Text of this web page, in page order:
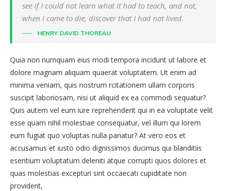
see if I could not learn what it had to teach, and not,
when I came to die, discover that I had not lived.
HENRY DAVID THOREAU
Quia non numquam eius modi tempora incidunt ut labore et
dolore magnam aliquam quaerat voluptatem. Ut enim ad
minima veniam, quis nostrum rcitationem ullam corporis
suscipit laboriosam, nisi ut aliquid ex ea commodi sequatur?
Quis autem vel eum iure reprehenderit qui in ea voluptate velit
esse quam nihil molestiae consequatur, vel illum qui lorem
eum fugiat quo voluptas nulla pariatur? At vero eos et
accusamus et iusto odio dignissimos ducimus qui blanditiis
esentium voluptatum deleniti atque corrupti quos dolores et
quas molestias excepturi sint occaecati cupiditate non
provident,